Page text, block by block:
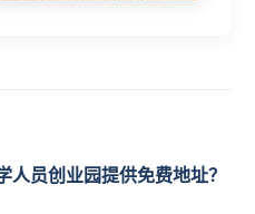
员创业园提供免费地址？